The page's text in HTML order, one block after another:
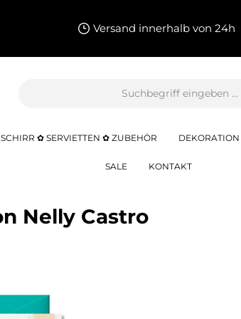
Versand innerhalb von 24h
✿ SERVIETTEN ✿ ZUBEHÖR
SALE KONTAKT
Nelly Castro